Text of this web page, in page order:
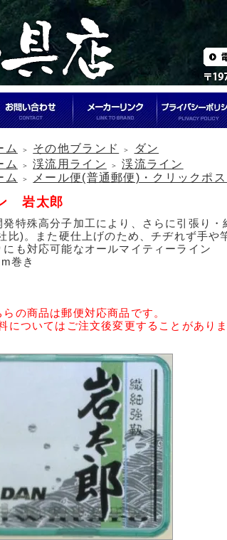
ム ＞ その他ブランド ＞
ダン
ム
＞ 渓流用ライン ＞
渓流ライン
ム
＞ メール便(普通郵便)・クリックポ
岩太郎
発特殊高分子加工により、さらに引張り
比)。また硬仕上げのため、チヂれず手や
にも対応可能なオールマイティーライン
巻き
らの商品は郵便対応商品です。
についてはご注文後変更することがありま